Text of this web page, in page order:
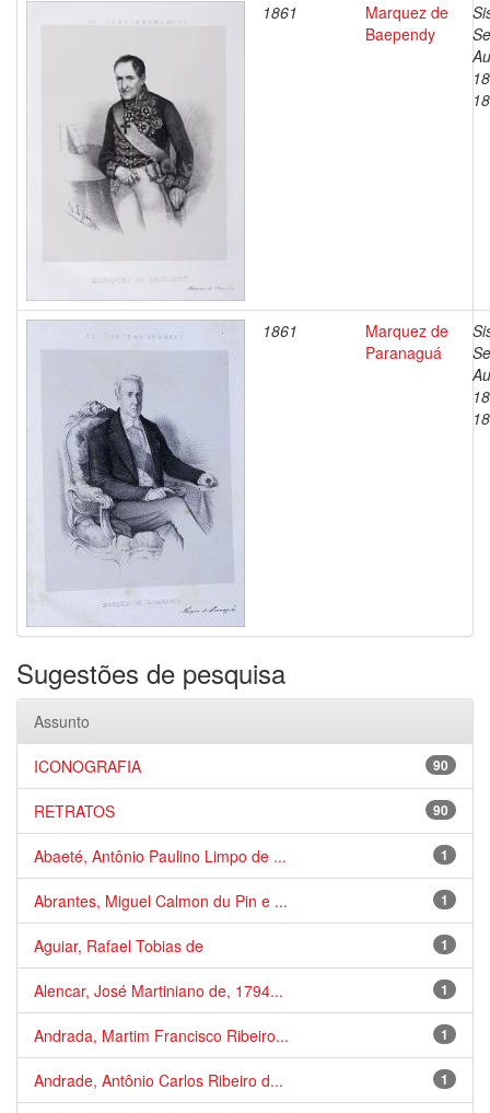
1861
Marquez de
Baependy
1861
Marquez de
Paranaguá
Sugestões de pesquisa
Assunto
90
ICONOGRAFIA
90
RETRATOS
1
Abaeté, Antônio Paulino Limpo de ...
1
Abrantes, Miguel Calmon du Pin e ...
1
Aguiar, Rafael Tobias de
1
Alencar, José Martiniano de, 1794...
1
Andrada, Martim Francisco Ribeiro...
1
Andrade, Antônio Carlos Ribeiro d...